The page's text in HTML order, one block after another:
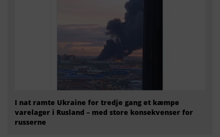
I nat ramte Ukraine for tredje gang et kæmpe
varelager i Rusland – med store konsekvenser for
russerne